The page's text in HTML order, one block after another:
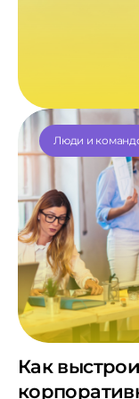
Как
Люди и